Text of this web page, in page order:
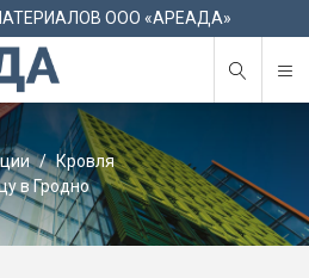
ООО «АРЕАДА»
Кровля
в Гродно